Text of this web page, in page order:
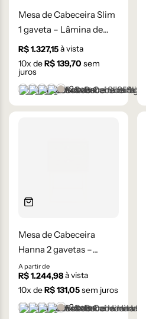
Mesa de Cabeceira Slim
1 gaveta – Lâmina de
Madeira Carvalho
R$1.327,15à vista
10x deR$139,70 sem
juros
Castanho
Champanhe
Cinza Grafite Metalizado
Ébano
Lâmina Frapê
+2 cores
Mesa de Cabeceira
Hanna 2 gavetas –
Lâmina de Madeira
Carvalho
A partir de
R$1.244,98à vista
10x deR$131,05sem juros
Castanho
Champanhe
Cinza Grafite Metalizado
Ébano
Lâmina Frapê
+2 cores